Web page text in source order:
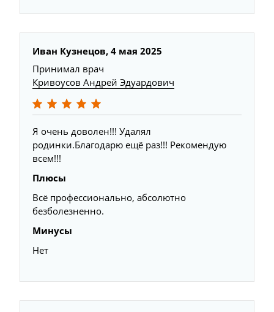
Иван Кузнецов, 4 мая 2025
Принимал врач
Кривоусов Андрей Эдуардович
Я очень доволен!!! Удалял
родинки.Благодарю ещё раз!!! Рекомендую
всем!!!
Плюсы
Всё профессионально, абсолютно
безболезненно.
Минусы
Нет